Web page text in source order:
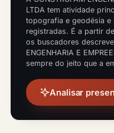
LTDA tem atividade
topografia e geodésia e
registradas. É a partir
os buscadores
ENGENHARIA E
sempre do jeito que a
Analisar